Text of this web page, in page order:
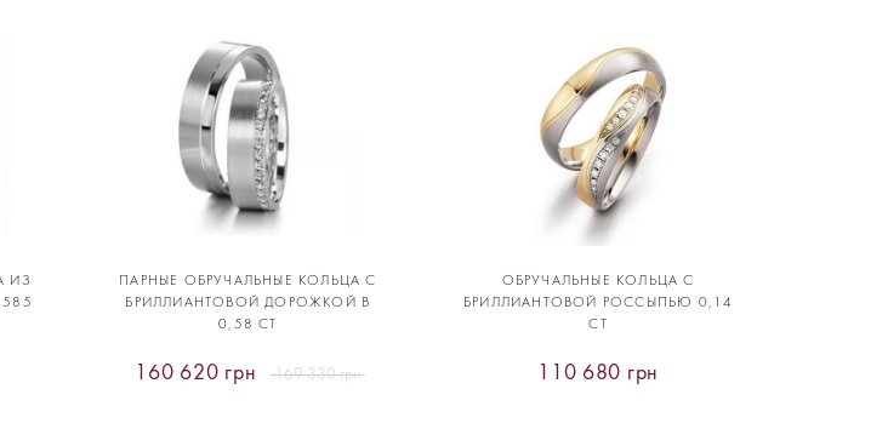
ИЗ
ПАРНЫЕ ОБРУЧАЛЬНЫЕ КОЛЬЦА С
БРИЛЛИАНТОВОЙ ДОРОЖКОЙ В
0,58 CT
160 620 грн 169 330 грн
ОБРУЧАЛЬНЫЕ КОЛЬЦА С
БРИЛЛИАНТОВОЙ РОССЫПЬЮ 0,14
CT
110 680 грн